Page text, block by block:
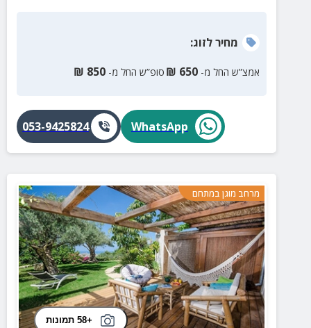
מחירלזוג:
אמצ”ש החל מ- 650
₪ סופ”ש החל מ- 850
₪
WhatsApp
053-9425824
מרחב מוגן במתחם
+58 תמונות